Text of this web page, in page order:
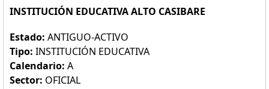
INSTITUCIÓN EDUCATIVA ALTO CASIBARE
Estado: ANTIGUO-ACTIVO
Tipo: INSTITUCIÓN EDUCATIVA
Calendario: A
Sector: OFICIAL